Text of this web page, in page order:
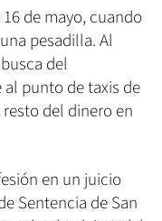
de mayo, cuando
pesadilla. Al
del
punto de taxis de
del dinero en
en un juicio
Sentencia de San